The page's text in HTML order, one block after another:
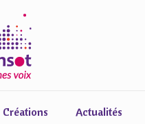
Créations Actualités